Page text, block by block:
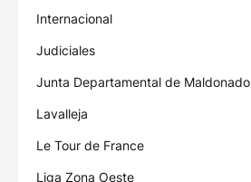
Internacional
Judiciales
Junta Departamental de Maldonado
Lavalleja
Le Tour de France
Liga Zona Oeste